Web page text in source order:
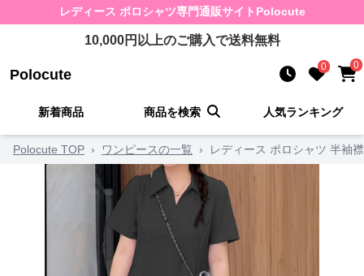
レディース ポロシャツ専門通販サイト Polocute
10,000円以上のご購入で送料無料
Polocute 0 0
新着商品 商品を検索 人気ランキング
Polocute TOP › ワンピースの一覧 › レディース ポロシャツ 半袖